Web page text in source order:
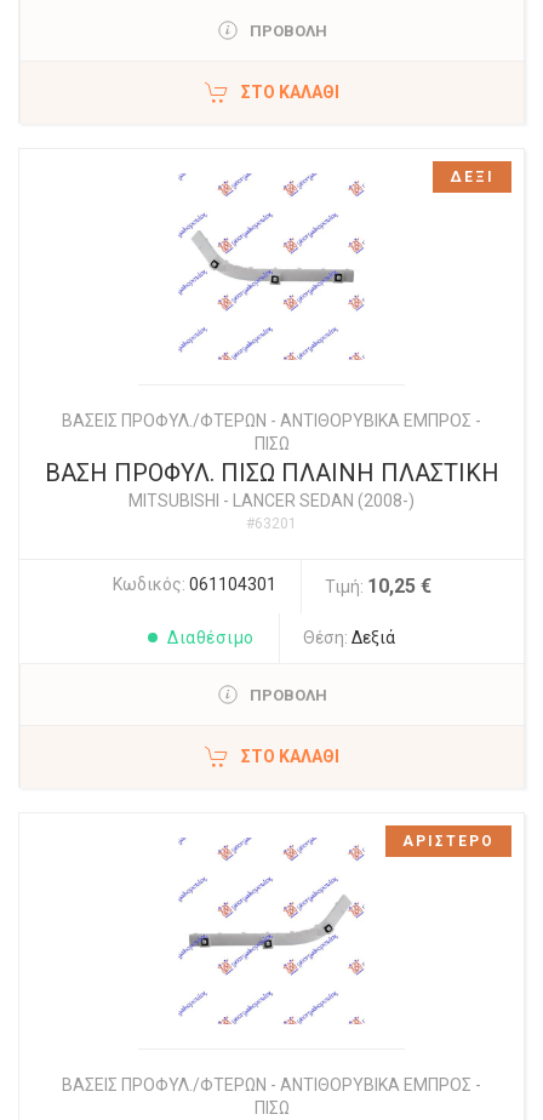
ΠΡΟΒΟΛΗ
ΣΤΟ ΚΑΛΆΘΙ
ΒΑΣΕΙΣ ΠΡΟΦΥΛ./ΦΤΕΡΩΝ - ΑΝΤΙΘΟΡΥΒΙΚΑ ΕΜΠΡΟΣ -
ΠΙΣΩ
ΒΑΣΗ ΠΡΟΦΥΛ. ΠΙΣΩ ΠΛΑΙΝΗ ΠΛΑΣΤΙΚΗ
MITSUBISHI - LANCER SEDAN (2008-)
#63201
Κωδικός: 061104301 Τιμή: 10,25 €
Διαθέσιμο Θέση: Δεξιά
ΠΡΟΒΟΛΗ
ΣΤΟ ΚΑΛΆΘΙ
ΔΕΞΙ
ΒΑΣΕΙΣ ΠΡΟΦΥΛ./ΦΤΕΡΩΝ - ΑΝΤΙΘΟΡΥΒΙΚΑ ΕΜΠΡΟΣ -
ΠΙΣΩ
ΑΡΙΣΤΕΡΟ